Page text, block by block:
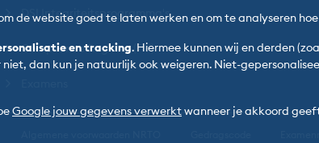
de website goed te laten werken en om te analyseren
en tracking. Hiermee kunnen wij en derden
dan kun je natuurlijk ook weigeren. Niet-
Google jouw gegevens verwerktwanneer je akkoord
DSI Integriteitsprogramma's
Compliance Register (PV)